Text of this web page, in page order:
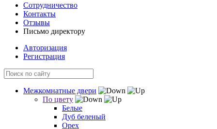
Сотрудничество
Контакты
Отзывы
Письмо директору
Авторизация
Регистрация
Межкомнатные двери
По цвету
Белые
Дуб беленый
Орех